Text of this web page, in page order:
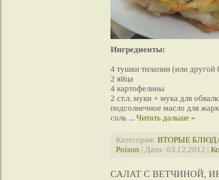
Ингредиенты:
4 тушки тилапии (или
2 яйца
4 картофелины
2 ст.л. муки + мука для
подсолнечное масло для
соль ... Читать дальше »
Категория: ВТОРЫЕ
Poison | Дата: 03.12.2012 |
САЛАТ С ВЕТЧИНОЙ,